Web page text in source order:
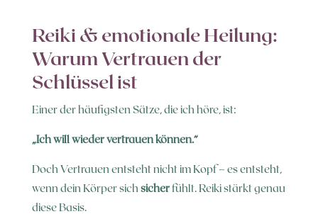
Reiki & emotionale Heilung:
Warum Vertrauen der
Schlüssel ist
Einer der häufigsten Sätze, die ich höre, ist:
„Ich will wieder vertrauen können.“
Doch Vertrauen entsteht nicht im Kopf – es entsteht,
wenn dein Körper sich sicherfühlt. Reiki stärkt genau
diese Basis.